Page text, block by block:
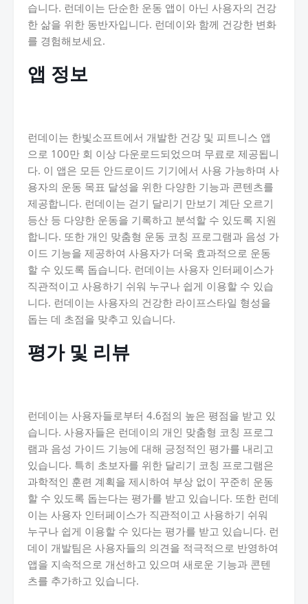
습니다. 런데이는 단순한 운동 앱이 아닌 사용자의 건강
한 삶을 위한 동반자입니다. 런데이와 함께 건강한 변화
를 경험해보세요.
앱 정보
런데이는 한빛소프트에서 개발한 건강 및 피트니스 앱
으로 100만 회 이상 다운로드되었으며 무료로 제공됩니
다. 이 앱은 모든 안드로이드 기기에서 사용 가능하며 사
용자의 운동 목표 달성을 위한 다양한 기능과 콘텐츠를
제공합니다. 런데이는 걷기 달리기 만보기 계단 오르기
등산 등 다양한 운동을 기록하고 분석할 수 있도록 지원
합니다. 또한 개인 맞춤형 운동 코칭 프로그램과 음성 가
이드 기능을 제공하여 사용자가 더욱 효과적으로 운동
할 수 있도록 돕습니다. 런데이는 사용자 인터페이스가
직관적이고 사용하기 쉬워 누구나 쉽게 이용할 수 있습
니다. 런데이는 사용자의 건강한 라이프스타일 형성을
돕는 데 초점을 맞추고 있습니다.
평가 및 리뷰
런데이는 사용자들로부터 4.6점의 높은 평점을 받고 있
습니다. 사용자들은 런데이의 개인 맞춤형 코칭 프로그
램과 음성 가이드 기능에 대해 긍정적인 평가를 내리고
있습니다. 특히 초보자를 위한 달리기 코칭 프로그램은
과학적인 훈련 계획을 제시하여 부상 없이 꾸준히 운동
할 수 있도록 돕는다는 평가를 받고 있습니다. 또한 런데
이는 사용자 인터페이스가 직관적이고 사용하기 쉬워
누구나 쉽게 이용할 수 있다는 평가를 받고 있습니다. 런
데이 개발팀은 사용자들의 의견을 적극적으로 반영하여
앱을 지속적으로 개선하고 있으며 새로운 기능과 콘텐
츠를 추가하고 있습니다.